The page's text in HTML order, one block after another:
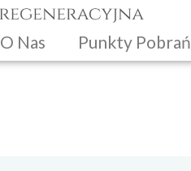
O Nas Punkty Pobrań